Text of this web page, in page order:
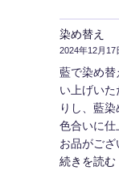
染め替え
2024年12月17
藍で染め
い上げい
りし、藍
色合いに
お品がござ
"染
続きを読む